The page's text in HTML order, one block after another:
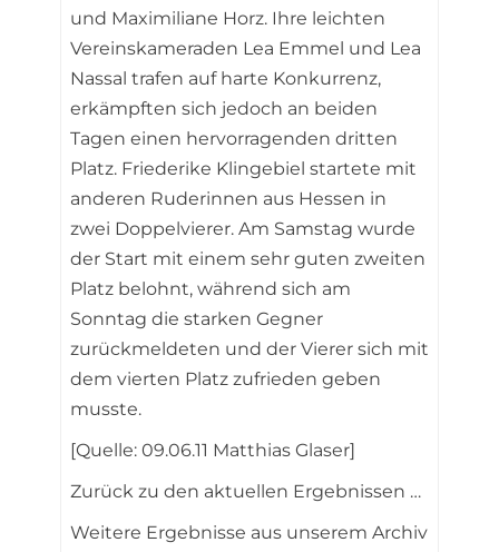
und Maximiliane Horz. Ihre leichten
Vereinskameraden Lea Emmel und Lea
Nassal trafen auf harte Konkurrenz,
erkämpften sich jedoch an beiden
Tagen einen hervorragenden dritten
Platz. Friederike Klingebiel startete mit
anderen Ruderinnen aus Hessen in
zwei Doppelvierer. Am Samstag wurde
der Start mit einem sehr guten zweiten
Platz belohnt, während sich am
Sonntag die starken Gegner
zurückmeldeten und der Vierer sich mit
dem vierten Platz zufrieden geben
musste.
[Quelle: 09.06.11 Matthias Glaser]
Zurück zu den aktuellen Ergebnissen …
Weitere Ergebnisse aus unserem Archiv